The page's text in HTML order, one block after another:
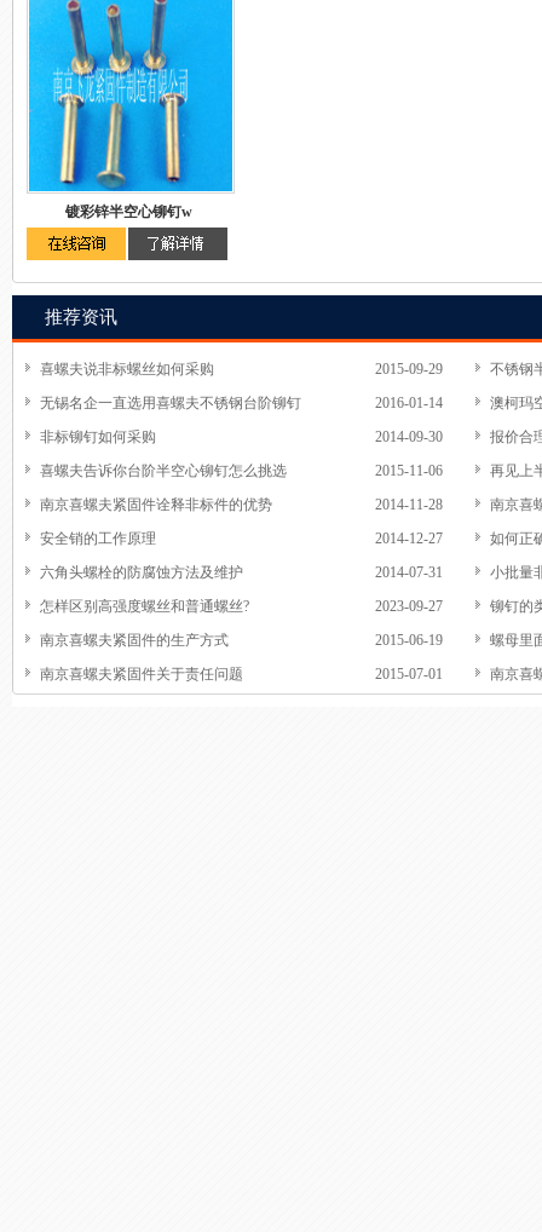
镀彩锌半空心铆钉w
推荐资讯
2015-09-29
喜螺夫说非标螺丝如何采购
不锈钢
2016-01-14
无锡名企一直选用喜螺夫不锈钢台阶铆钉
澳柯玛
2014-09-30
非标铆钉如何采购
报价合
2015-11-06
喜螺夫告诉你台阶半空心铆钉怎么挑选
再见上
2014-11-28
南京喜螺夫紧固件诠释非标件的优势
南京喜
2014-12-27
安全销的工作原理
如何正
2014-07-31
六角头螺栓的防腐蚀方法及维护
小批量
2023-09-27
怎样区别高强度螺丝和普通螺丝?
铆钉的
2015-06-19
南京喜螺夫紧固件的生产方式
螺母里
2015-07-01
南京喜螺夫紧固件关于责任问题 南京喜